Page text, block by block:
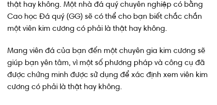
thật hay không. Một nhà đá quý chuyên nghiệp có bằng
Cao học Đá quý (GG) sẽ có thể cho bạn biết chắc chắn
một viên kim cương có phải là thật hay không.
Mang viên đá của bạn đến một chuyên gia kim cương sẽ
giúp bạn yên tâm, vì một số phương pháp và công cụ đã
được chứng minh được sử dụng để xác định xem viên kim
cương có phải là thật hay không.